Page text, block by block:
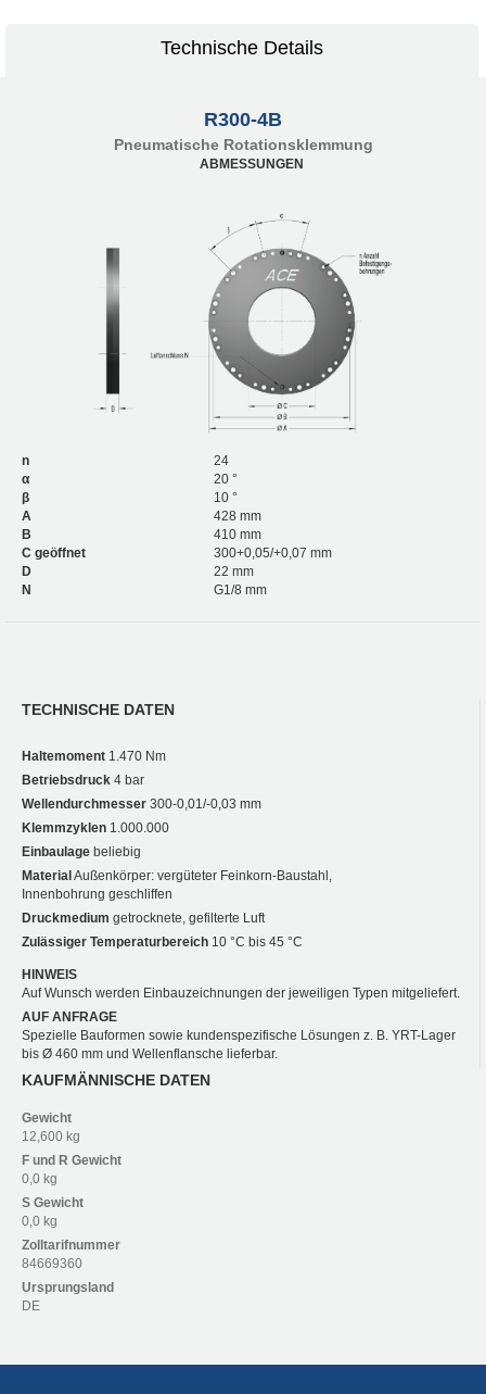
Technische Details
R300-4B
Pneumatische Rotationsklemmung
ABMESSUNGEN
n
24
α
20 °
β
10 °
A
428 mm
B
410 mm
C geöffnet
300+0,05/+0,07 mm
D
22 mm
N
G1/8 mm
TECHNISCHE DATEN
Haltemoment 1.470 Nm
Betriebsdruck 4 bar
Wellendurchmesser 300-0,01/-0,03 mm
Klemmzyklen 1.000.000
Einbaulage beliebig
MaterialAußenkörper: vergüteter Feinkorn-Baustahl,
Innenbohrung geschliffen
Druckmedium getrocknete, gefilterte Luft
Zulässiger Temperaturbereich 10 °C bis 45 °C
HINWEIS
Auf Wunsch werden Einbauzeichnungen der jeweiligen Typen mitgeliefert.
AUF ANFRAGE
Spezielle Bauformen sowie kundenspezifische Lösungen z. B. YRT-Lager
bis Ø 460 mm und Wellenflansche lieferbar.
KAUFMÄNNISCHE DATEN
Gewicht
12,600 kg
F und R Gewicht
0,0 kg
S Gewicht
0,0 kg
Zolltarifnummer
84669360
Ursprungsland
DE